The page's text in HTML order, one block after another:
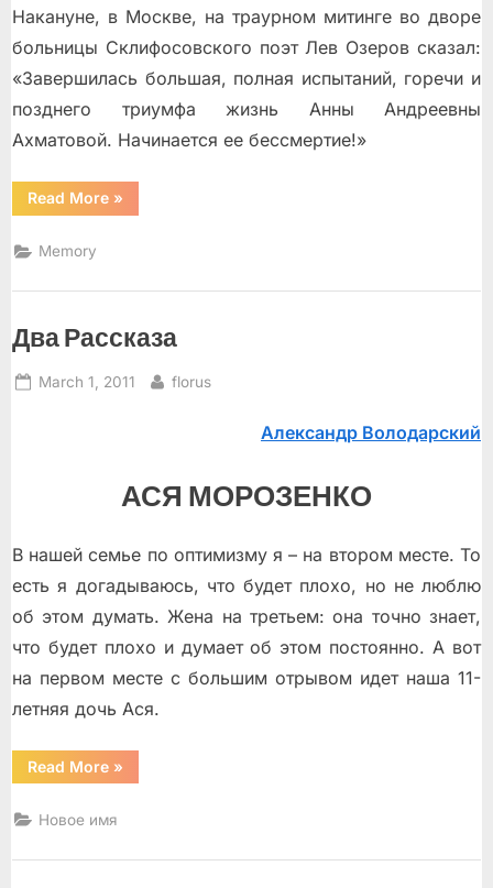
Накануне, в Москве, на траурном митинге во дворе
больницы Склифосовского поэт Лев Озеров сказал:
«Завершилась большая, полная испытаний, горечи и
позднего триумфа жизнь Анны Андреевны
Ахматовой. Начинается ее бессмертие!»
Read More“Хроника,
упрятанная
»
Memory
Два Рассказа
Posted
March 1, 2011 By
florus
Александр Володарский
АСЯ МОРОЗЕНКО
В нашей семье по оптимизму я – на втором месте. То
есть я догадываюсь, что будет плохо, но не люблю
об этом думать. Жена на третьем: она точно знает,
что будет плохо и думает об этом постоянно. А вот
на первом месте с большим отрывом идет наша 11-
летняя дочь Ася.
Read More“Два
Рассказа”
»
Новое имя